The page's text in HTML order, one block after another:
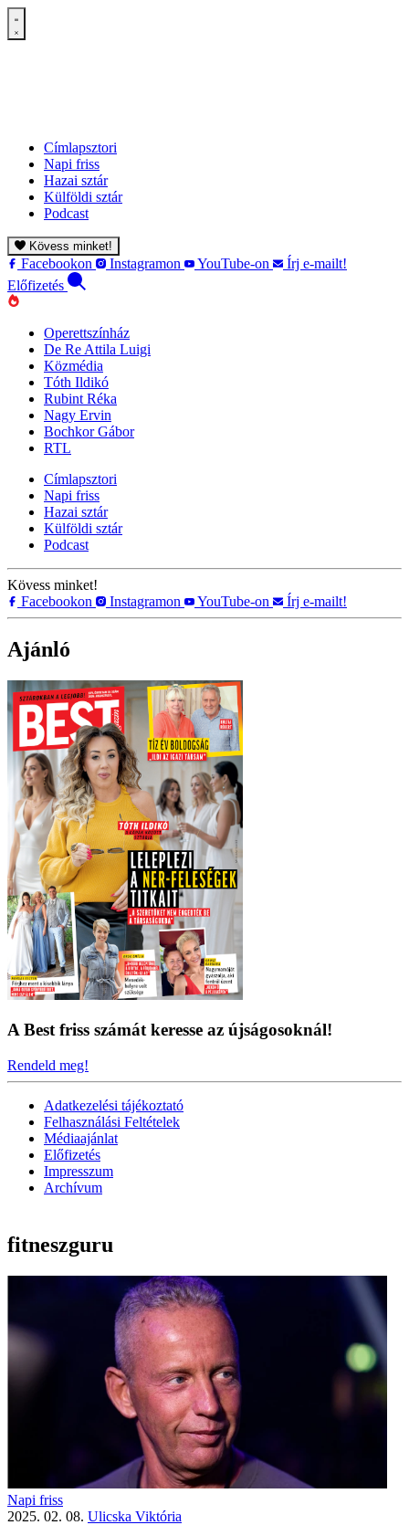
Címlapsztori
Napi friss
Hazai sztár
Külföldi sztár
Podcast
Kövess minket!
Facebookon Instagramon YouTube-on
Írj e-mailt!
Előfizetés
Operettszínház
De Re Attila Luigi
Közmédia
Tóth Ildikó
Rubint Réka
Nagy Ervin
Bochkor Gábor
RTL
Címlapsztori
Napi friss
Hazai sztár
Külföldi sztár
Podcast
Kövess minket!
Facebookon
Instagramon YouTube-on Írj e-mailt!
Ajánló
A Best friss számát keresse az újságosoknál!
Rendeld meg!
Adatkezelési tájékoztató
Felhasználási Feltételek
Médiaajánlat
Előfizetés
Impresszum
Archívum
fitneszguru
Napi friss
2025. 02. 08. Ulicska Viktória